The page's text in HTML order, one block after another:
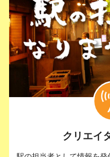
クリエイ